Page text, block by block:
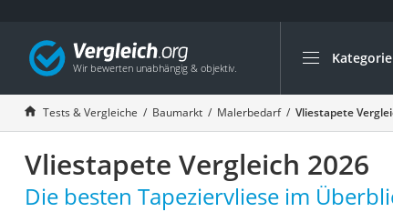
Die
Baumarkt
Tresor feuerfest
Makita-Akku-
Kappsäge
Tests & Vergleiche Baumarkt Malerbedarf Vliestapete
Vliestapete Vergleich 2026
Die besten Tapeziervliese im